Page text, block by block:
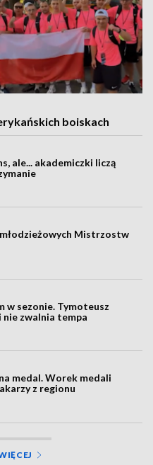
boiskach
ale... akademiczki liczą
Mistrzostw
w sezonie. Tymoteusz
zwalnia tempa
medal. Worek medali
z regionu